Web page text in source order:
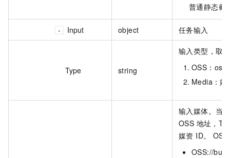
普通静态截
Input object 任务输入
Type string
输入类型，取
OSS：oss
Media：媒
输入媒体。当
OSS 地址，
媒资 ID。
OSS://